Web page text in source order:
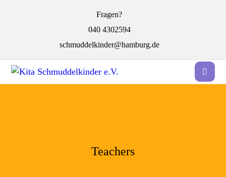
Fragen?
040 4302594
schmuddelkinder@hamburg.de
Teachers